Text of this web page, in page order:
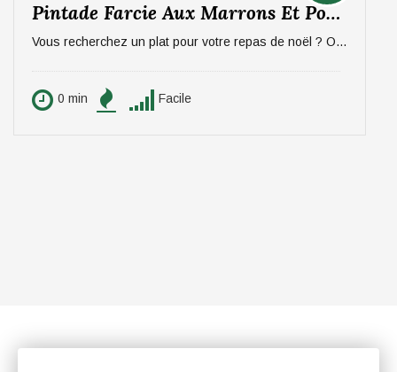
Pintade Farcie Aux Marrons Et Pommes, Sauce Aux Morilles
Vous recherchez un plat pour votre repas de noël ? On vous propose un plat qui épatera vos invités, digne d'un repas de fête ! La pintade farcie aux marrons et pommes, sauce aux morilles. Pour 6 personnes.
0 min Facile